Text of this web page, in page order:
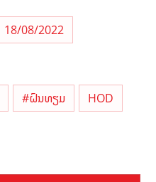
18/08/2022
#ຝົນທຽມ HOD